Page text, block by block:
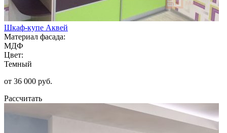
Шкаф-купе Аквей
Материал фасада:
МДФ
Цвет:
Темный
от 36 000 руб.
Рассчитать